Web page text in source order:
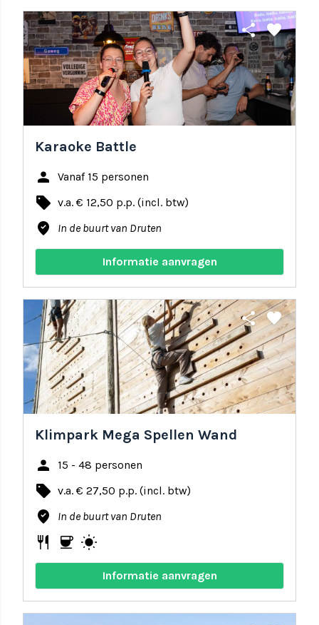
share favorite
Karaoke Battle
person Vanaf 15 personen
local_offer v.a. € 12,50 p.p. (incl. btw)
where_to_vote In de buurt van Druten
Informatie aanvragen
share favorite
Klimpark Mega Spellen Wand
person 15 - 48 personen
local_offer v.a. € 27,50 p.p. (incl. btw)
where_to_vote In de buurt van Druten
restaurant coffee wb_sunny
Informatie aanvragen